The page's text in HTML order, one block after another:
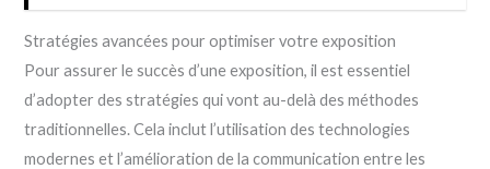
Stratégies avancées pour optimiser votre exposition
Pour assurer le succès d’une exposition, il est essentiel
d’adopter des stratégies qui vont au-delà des méthodes
traditionnelles. Cela inclut l’utilisation des technologies
modernes et l’amélioration de la communication entre les